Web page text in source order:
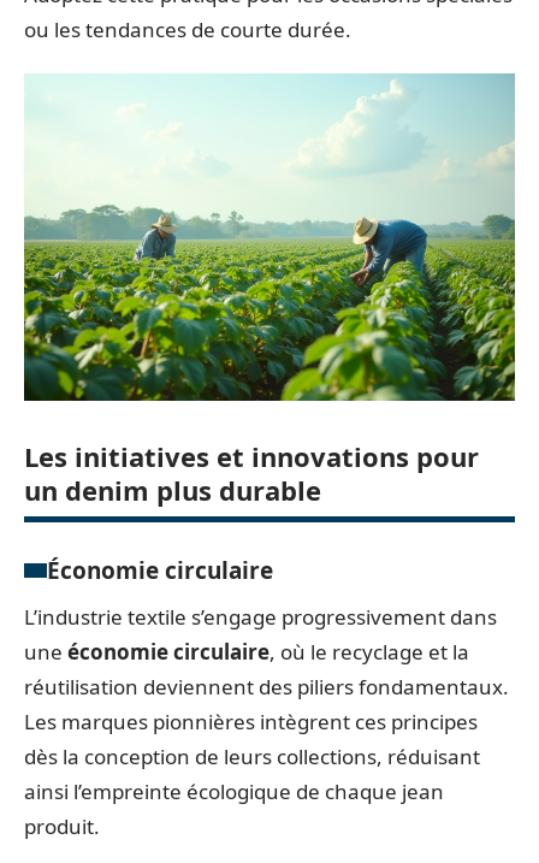
ou les tendances de courte durée.
Les initiatives et innovations pour
un denim plus durable
Économie circulaire
L’industrie textile s’engage progressivement dans
une économie circulaire, où le recyclage et la
réutilisation deviennent des piliers fondamentaux.
Les marques pionnières intègrent ces principes
dès la conception de leurs collections, réduisant
ainsi l’empreinte écologique de chaque jean
produit.